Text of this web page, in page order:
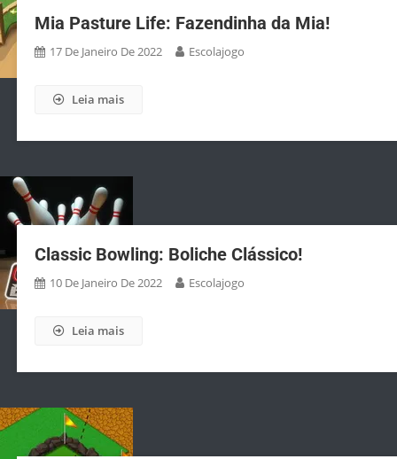
Mia Pasture Life: Fazendinha da Mia!
17 De Janeiro De 2022 Escolajogo
Leia mais
Classic Bowling: Boliche Clássico!
10 De Janeiro De 2022 Escolajogo
Leia mais